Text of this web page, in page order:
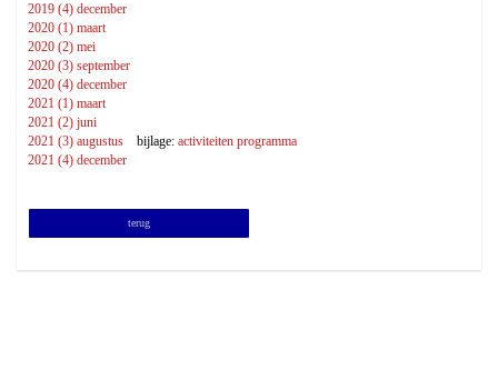
2019 (4) december
2020 (1) maart
2020 (2) mei
2020 (3) september
2020 (4) december
2021 (1) maart
2021 (2) juni
2021 (3) augustus bijlage:activiteiten programma
2021 (4) december
terug